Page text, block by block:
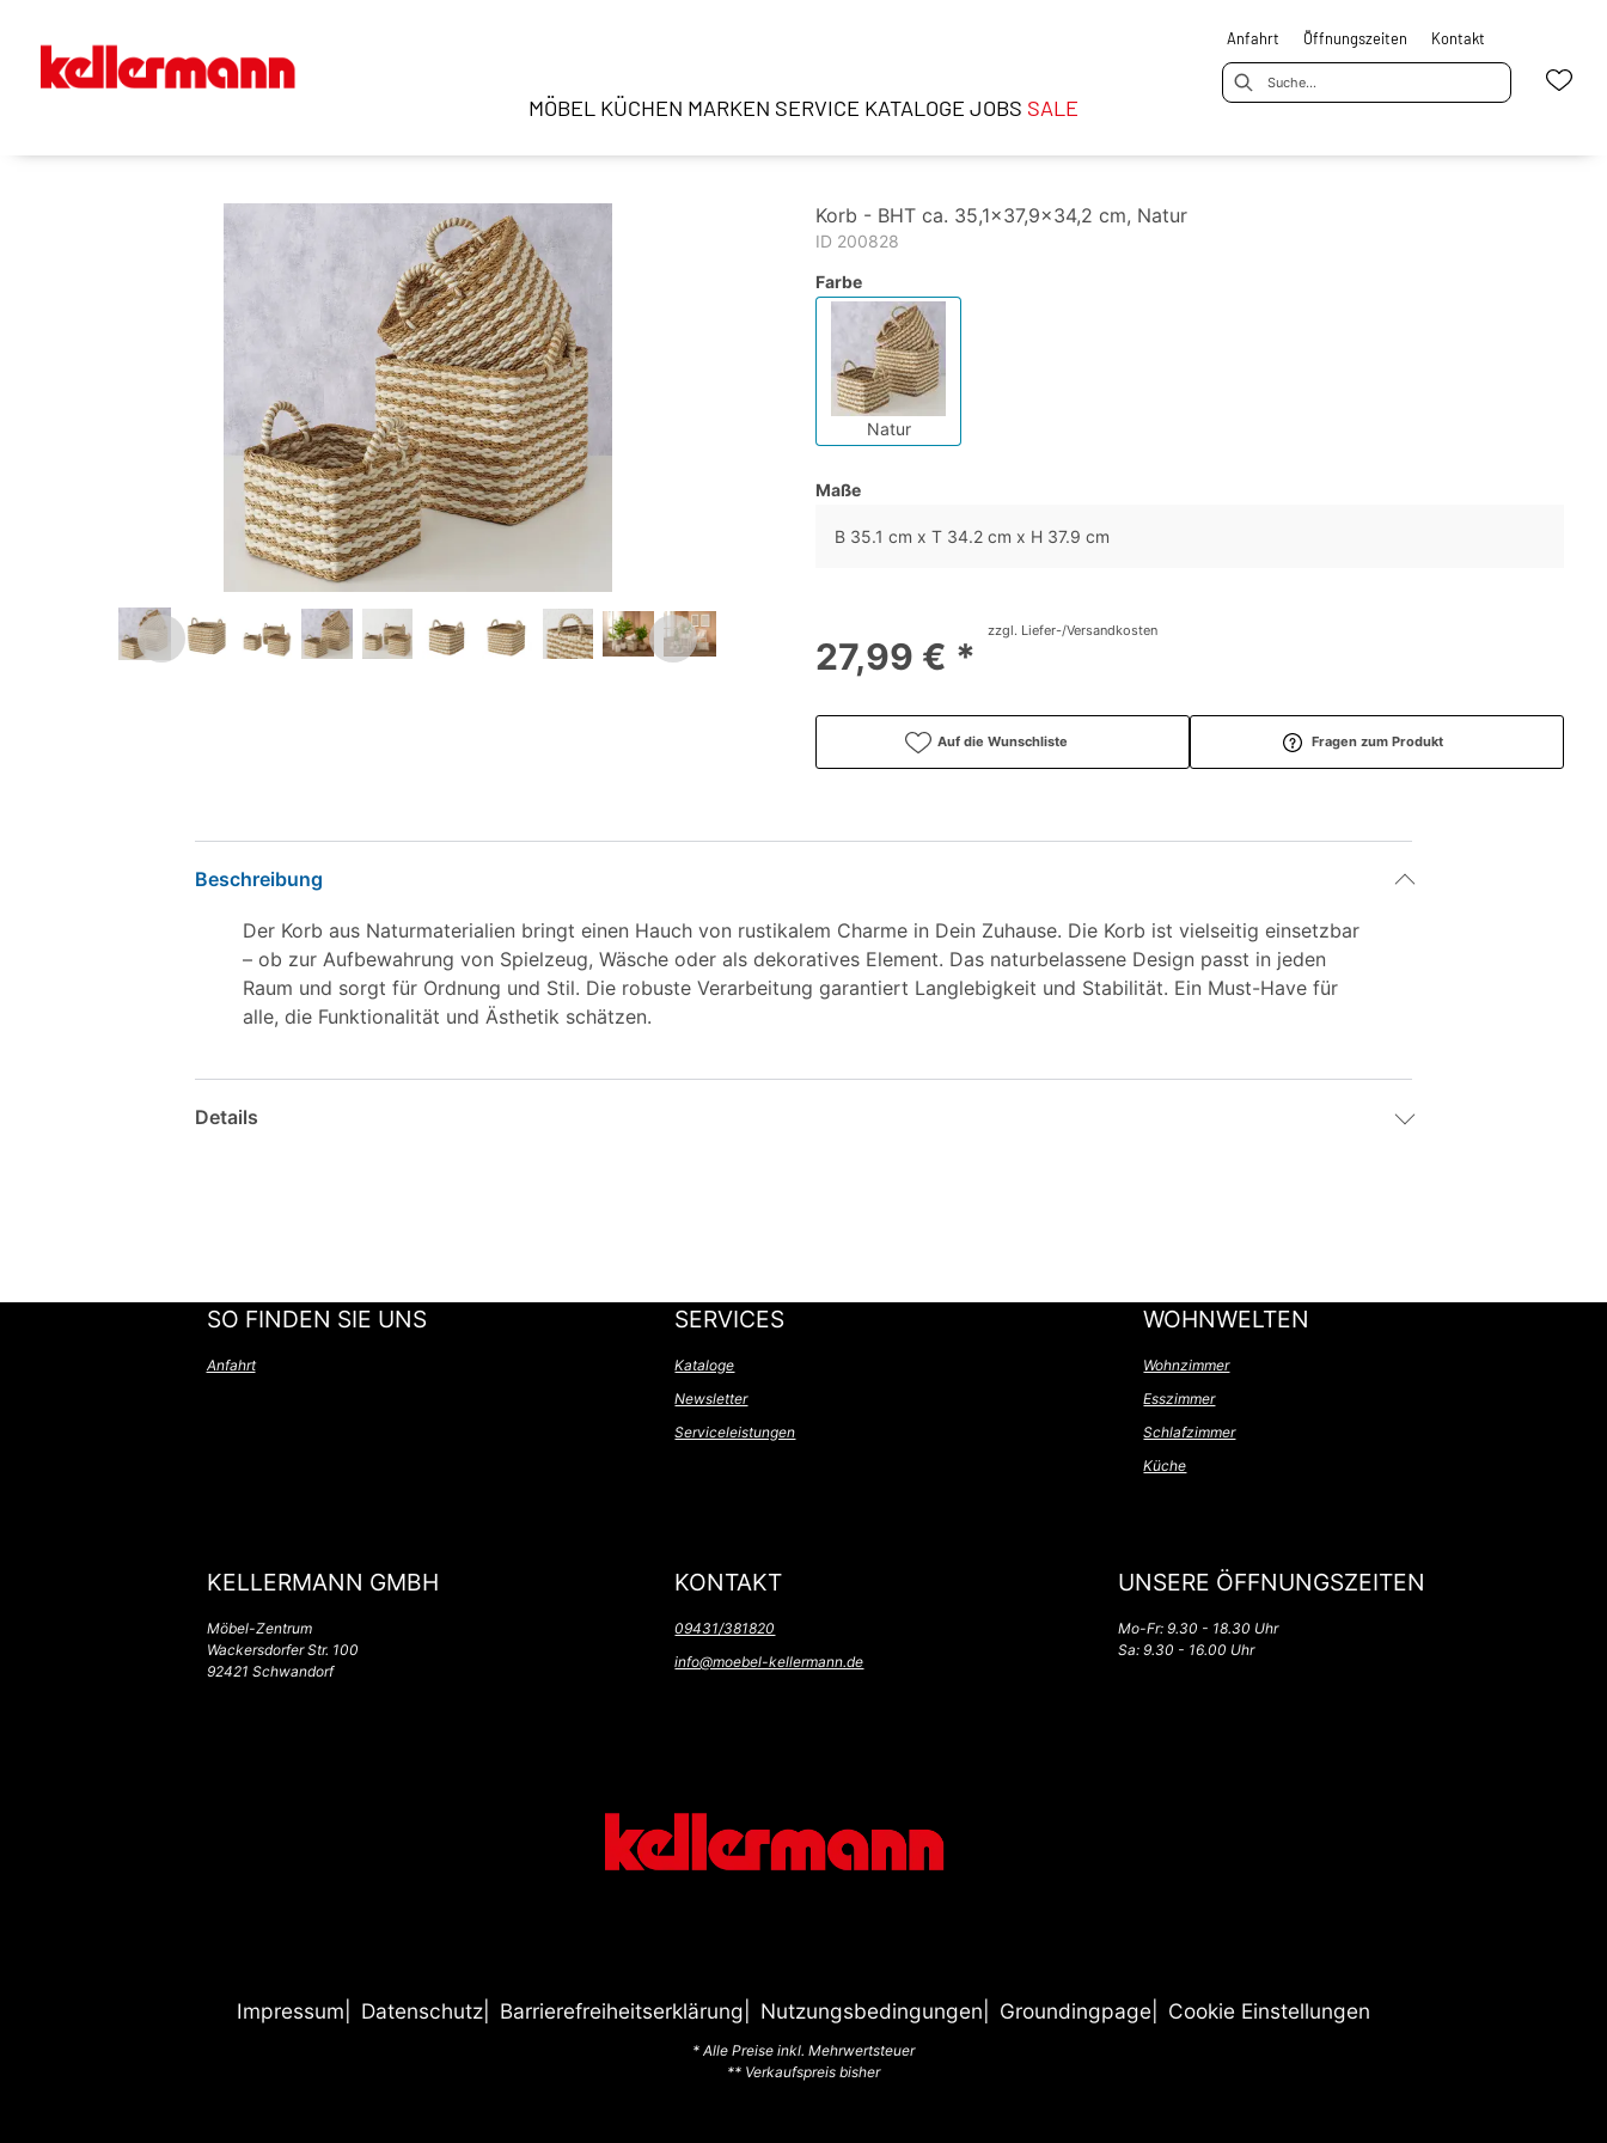
Anfahrt Öffnungszeiten Kontakt
MÖBEL KÜCHEN MARKEN SERVICE KATALOGE JOBS SALE
Korb - BHT ca. 35,1x37,9x34,2 cm, Natur
ID 200828
Farbe
Natur
Maße
B 35.1 cm x T 34.2 cm x H 37.9 cm
27,99 € *
zzgl. Liefer-/Versandkosten
Auf die Wunschliste Fragen zum Produkt
Beschreibung
Der Korb aus Naturmaterialien bringt einen Hauch von rustikalem Charme in Dein Zuhause. Die Korb ist vielseitig einsetzbar
– ob zur Aufbewahrung von Spielzeug, Wäsche oder als dekoratives Element. Das naturbelassene Design passt in jeden
Raum und sorgt für Ordnung und Stil. Die robuste Verarbeitung garantiert Langlebigkeit und Stabilität. Ein Must-Have für
alle, die Funktionalität und Ästhetik schätzen.
Details
SO FINDEN SIE UNS
Anfahrt
SERVICES
Kataloge
Newsletter
Serviceleistungen
WOHNWELTEN
Wohnzimmer
Esszimmer
Schlafzimmer
Küche
KELLERMANN GMBH
Möbel-Zentrum
Wackersdorfer Str. 100
92421 Schwandorf
KONTAKT
09431/381820
info@moebel-kellermann.de
UNSERE ÖFFNUNGSZEITEN
Mo-Fr: 9.30 - 18.30 Uhr
Sa: 9.30 - 16.00 Uhr
Impressum Datenschutz Barrierefreiheitserklärung Nutzungsbedingungen Groundingpage Cookie Einstellungen
* Alle Preise inkl. Mehrwertsteuer
** Verkaufspreis bisher